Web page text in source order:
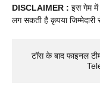
DISCLAIMER : इस गेम में
लग सकती है कृपया
टॉस के बाद फाइनल